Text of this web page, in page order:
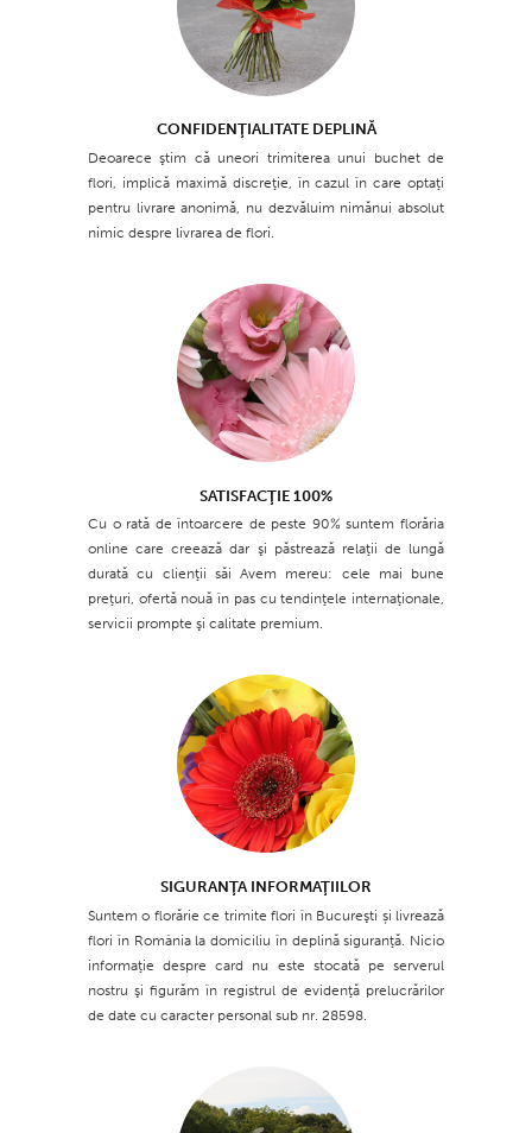
CONFIDENŢIALITATE DEPLINĂ
Deoarece ştim că uneori trimiterea unui buchet de
flori, implică maximă discreţie, în cazul în care optaţi
pentru livrare anonimă, nu dezvăluim nimănui absolut
nimic despre livrarea de flori.
SATISFACŢIE 100%
Cu o rată de întoarcere de peste 90% suntem florăria
online care creează dar şi păstrează relaţii de lungă
durată cu clienţii săi Avem mereu: cele mai bune
preţuri, ofertă nouă în pas cu tendinţele internaţionale,
servicii prompte şi calitate premium.
SIGURANŢA INFORMAŢIILOR
Suntem o florărie ce trimite flori în Bucureşti și livrează
flori în România la domiciliu în deplină siguranţă. Nicio
informaţie despre card nu este stocată pe serverul
nostru şi figurăm în registrul de evidenţă prelucrărilor
de date cu caracter personal sub nr. 28598.